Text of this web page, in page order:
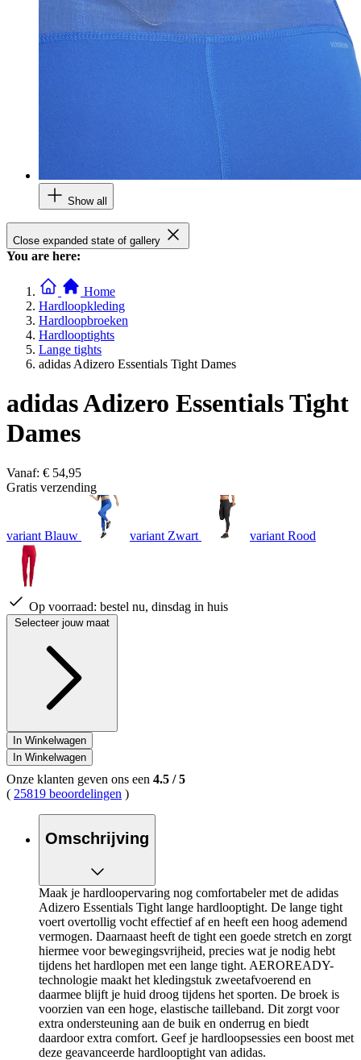
Show all
Close expanded state of gallery
You are here:
Home
Hardloopkleding
Hardloopbroeken
Hardlooptights
Lange tights
adidas Adizero Essentials Tight Dames
adidas Adizero Essentials Tight
Dames
Vanaf: € 54,95
Gratis verzending
variant Blauw variant Zwart variant Rood
Op voorraad: bestel nu, dinsdag in huis
Selecteer jouw maat
In Winkelwagen
In Winkelwagen
Onze klanten geven ons een 4.5 /5
( 25819 beoordelingen )
Omschrijving
Maak je hardloopervaring nog comfortabeler met de adidas
Adizero Essentials Tight lange hardlooptight. De lange tight
voert overtollig vocht effectief af en heeft een hoog ademend
vermogen. Daarnaast heeft de tight een goede stretch en zorgt
hiermee voor bewegingsvrijheid, precies wat je nodig hebt
tijdens het hardlopen met een lange tight. AEROREADY-
technologie maakt het kledingstuk zweetafvoerend en
daarmee blijft je huid droog tijdens het sporten. De broek is
voorzien van een hoge, elastische tailleband. Dit zorgt voor
extra ondersteuning aan de buik en onderrug en biedt
daardoor extra comfort. Geef je hardloopsessies een boost met
deze geavanceerde hardlooptight van adidas.